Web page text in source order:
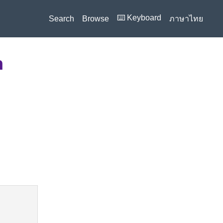
Search Browse ⌨️ Keyboard ภาษาไทย